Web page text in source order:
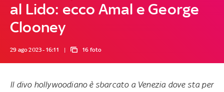
al Lido: ecco Amal e George
Clooney
29 ago 2023 - 16:11 16 foto
Il divo hollywoodiano è sbarcato a Venezia dove sta per